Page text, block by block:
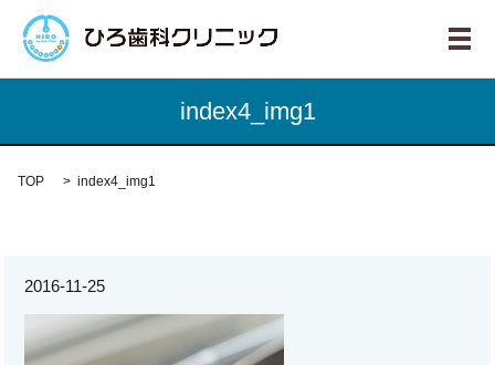
メ
index4_img1
TOP index4_img1
2016-11-25